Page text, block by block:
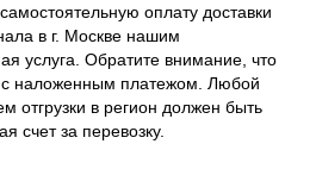
оплату доставки
в г. Москве нашим
услуга. Обратите внимание, что
наложенным платежом. Любой
отгрузки в регион должен быть
счет за перевозку.